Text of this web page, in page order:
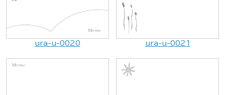
ura-u-0020 ura-u-0021